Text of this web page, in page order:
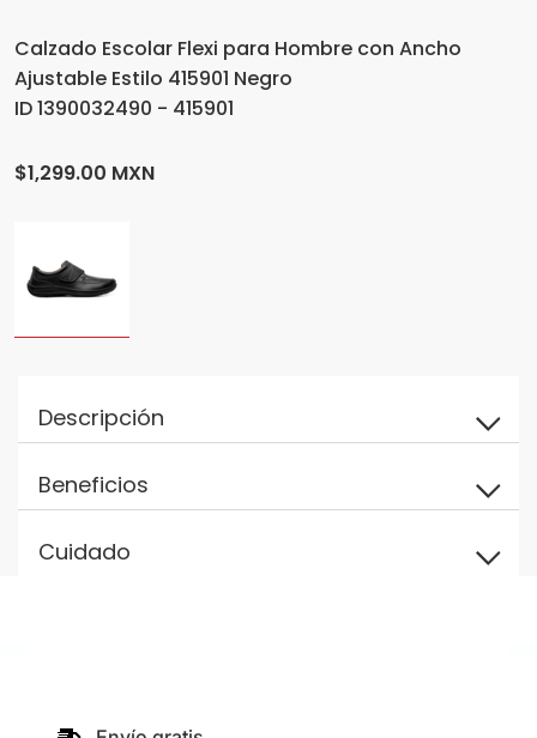
Calzado Escolar Flexi para Hombre con Ancho
Ajustable Estilo 415901 Negro
ID 1390032490 - 415901
$1,299.00 MXN
Descripción
Beneficios
Cuidado